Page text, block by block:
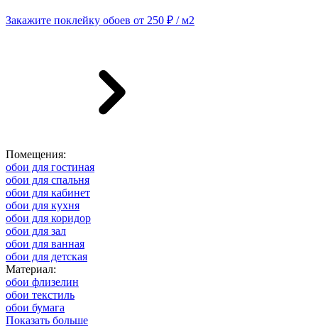
Закажите поклейку обоев от 250 ₽ / м2
Помещения:
обои для гостиная
обои для спальня
обои для кабинет
обои для кухня
обои для коридор
обои для зал
обои для ванная
обои для детская
Материал:
обои флизелин
обои текстиль
обои бумага
Показать больше